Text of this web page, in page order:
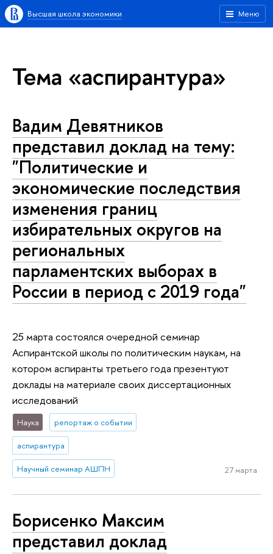
Меню
Высшая школа экономики
Тема «аспирантура»
Вадим Девятников
представил доклад на тему:
"Политические и
экономические последствия
изменения границ
избирательных округов на
региональных
парламентских выборах в
России в период с 2019 года"
25 марта состоялся очередной семинар
Аспирантской школы по политическим наукам, на
котором аспиранты третьего года презентуют
доклады на материале своих диссертационных
исследований
Наука репортаж о событии
аспирантура
Научный семинар АШПН 27 марта
Борисенко Максим
представил доклад